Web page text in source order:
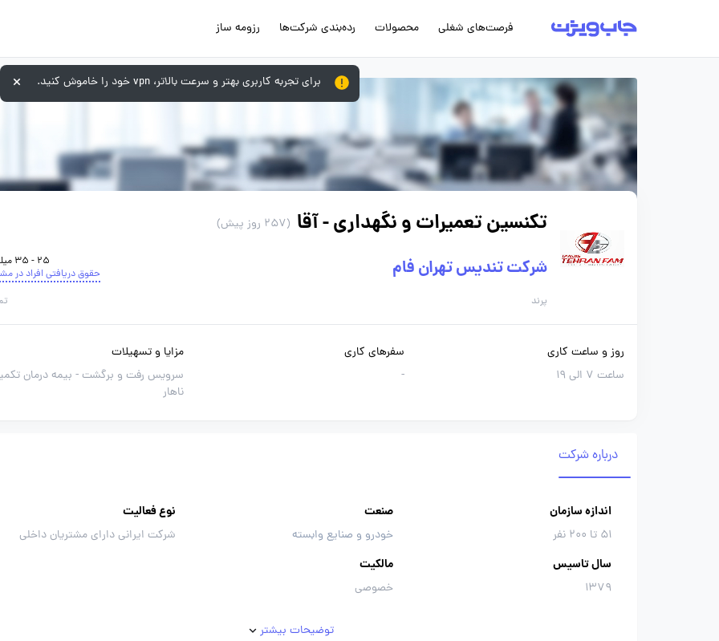
فرصت‌های شغلی محصولات رده‌بندی شرکت‌ها رزومه ساز
تکنسین تعمیرات و نگهداری - آقا (257 روز پیش)
شرکت تندیس تهران فام
25 - 35 میلیون تومان
حقوق دریافتی افراد در
پرند
روز و ساعت کاری
ساعت 7 الی 19
سفرهای کاری
-
مزایا و تسهیلات
سرویس رفت و برگشت - بیمه درمان
ناهار
درباره شرکت
اندازه سازمان
51 تا 200 نفر
صنعت
خودرو و صنایع وابسته
نوع فعالیت
شرکت ایرانی دارای مشتریان داخلی
سال تاسیس
1379
مالکیت
خصوصی
توضیحات بیشتر
برای تجربه کاربری بهتر و سرعت بالاتر، vpn خود را خاموش کنید.